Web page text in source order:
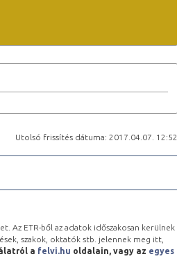
Utolsó frissítés dátuma: 2017.04.07. 12:52
Az ETR-ből az adatok időszakosan kerülnek
szakok, oktatók stb. jelennek meg itt,
a felvi.hu oldalain, vagy az egyes